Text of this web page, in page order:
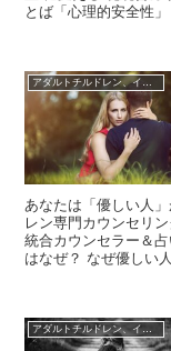
とば「心理的安全性」
あなたは「優しい人
レン専門カウンセリ
統合カウンセラー＆
はなぜ？ なぜ優しい
アダルトチルドレン、インナーチャイルド